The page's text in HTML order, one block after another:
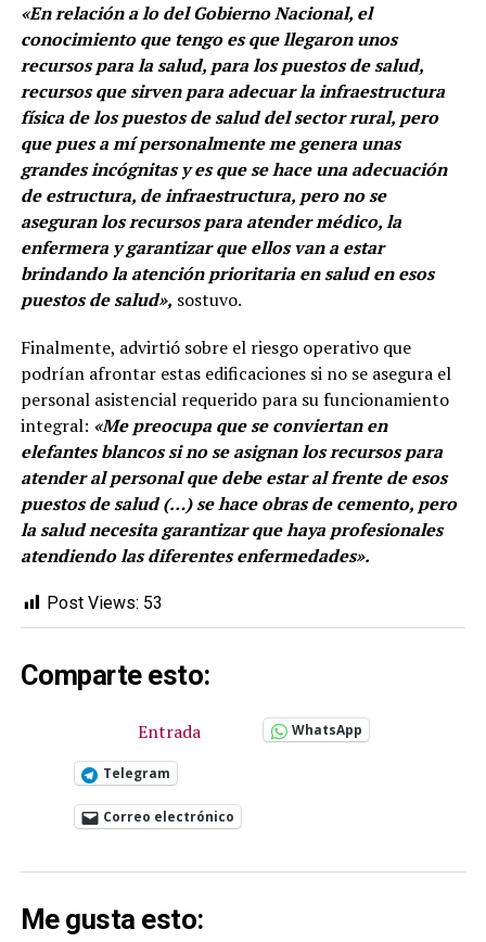
«En relación a lo del Gobierno Nacional, el
conocimiento que tengo es que llegaron unos
recursos para la salud, para los puestos de salud,
recursos que sirven para adecuar la infraestructura
física de los puestos de salud del sector rural, pero
que pues a mí personalmente me genera unas
grandes incógnitas y es que se hace una adecuación
de estructura, de infraestructura, pero no se
aseguran los recursos para atender médico, la
enfermera y garantizar que ellos van a estar
brindando la atención prioritaria en salud en esos
puestos de salud», sostuvo.
Finalmente, advirtió sobre el riesgo operativo que
podrían afrontar estas edificaciones si no se asegura el
personal asistencial requerido para su funcionamiento
integral: «Me preocupa que se conviertan en
elefantes blancos si no se asignan los recursos para
atender al personal que debe estar al frente de esos
puestos de salud (…) se hace obras de cemento, pero
la salud necesita garantizar que haya profesionales
atendiendo las diferentes enfermedades».
Post Views: 53
Comparte esto:
Entrada WhatsApp
Telegram
Correo electrónico
Me gusta esto: